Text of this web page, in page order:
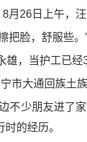
8月26日上午，
把脸，舒服些
雄，当护工已
市大通回族土
不少朋友进了
的经历。